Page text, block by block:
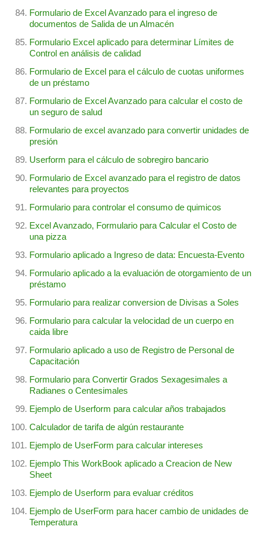
Formulario de Excel Avanzado para el ingreso de
documentos de Salida de un Almacén
Formulario Excel aplicado para determinar Límites de
Control en análisis de calidad
Formulario de Excel para el cálculo de cuotas uniformes
de un préstamo
Formulario de Excel Avanzado para calcular el costo de
un seguro de salud
Formulario de excel avanzado para convertir unidades de
presión
Userform para el cálculo de sobregiro bancario
Formulario de Excel avanzado para el registro de datos
relevantes para proyectos
Formulario para controlar el consumo de quimicos
Excel Avanzado, Formulario para Calcular el Costo de
una pizza
Formulario aplicado a Ingreso de data: Encuesta-Evento
Formulario aplicado a la evaluación de otorgamiento de un
préstamo
Formulario para realizar conversion de Divisas a Soles
Formulario para calcular la velocidad de un cuerpo en
caida libre
Formulario aplicado a uso de Registro de Personal de
Capacitación
Formulario para Convertir Grados Sexagesimales a
Radianes o Centesimales
Ejemplo de Userform para calcular años trabajados
Calculador de tarifa de algún restaurante
Ejemplo de UserForm para calcular intereses
Ejemplo This WorkBook aplicado a Creacion de New
Sheet
Ejemplo de Userform para evaluar créditos
Ejemplo de UserForm para hacer cambio de unidades de
Temperatura